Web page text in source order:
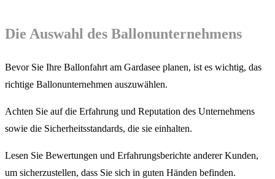
Die Auswahl des Ballonunternehmens
Bevor Sie Ihre Ballonfahrt am Gardasee planen, ist es wichtig, das
richtige Ballonunternehmen auszuwählen.
Achten Sie auf die Erfahrung und Reputation des Unternehmens
sowie die Sicherheitsstandards, die sie einhalten.
Lesen Sie Bewertungen und Erfahrungsberichte anderer Kunden,
um sicherzustellen, dass Sie sich in guten Händen befinden.